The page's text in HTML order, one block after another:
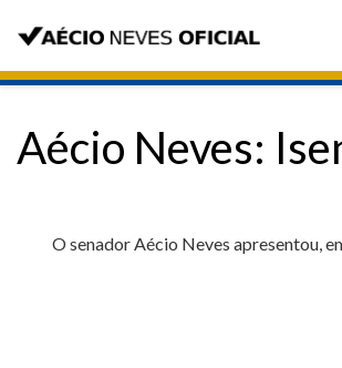
Aécio Neves:
O senador Aécio Neves apresentou,